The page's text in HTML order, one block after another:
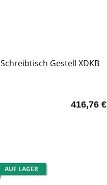
Schreibtisch Gestell XDKB
416,76 €
AUF LAGER